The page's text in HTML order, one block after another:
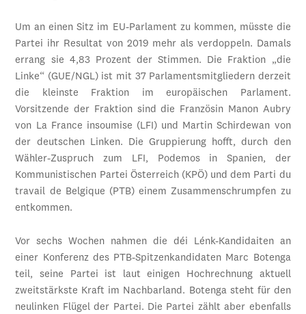
Um an einen Sitz im EU-Parlament zu kommen, müsste die
Partei ihr Resultat von 2019 mehr als verdoppeln. Damals
errang sie 4,83 Prozent der Stimmen. Die Fraktion „die
Linke“ (GUE/NGL) ist mit 37 Parlamentsmitgliedern derzeit
die kleinste Fraktion im europäischen Parlament.
Vorsitzende der Fraktion sind die Französin Manon Aubry
von La France insoumise (LFI) und Martin Schirdewan von
der deutschen Linken. Die Gruppierung hofft, durch den
Wähler-Zuspruch zum LFI, Podemos in Spanien, der
Kommunistischen Partei Österreich (KPÖ) und dem Parti du
travail de Belgique (PTB) einem Zusammenschrumpfen zu
entkommen.
Vor sechs Wochen nahmen die déi Lénk-Kandidaiten an
einer Konferenz des PTB-Spitzenkandidaten Marc Botenga
teil, seine Partei ist laut einigen Hochrechnung aktuell
zweitstärkste Kraft im Nachbarland. Botenga steht für den
neulinken Flügel der Partei. Die Partei zählt aber ebenfalls